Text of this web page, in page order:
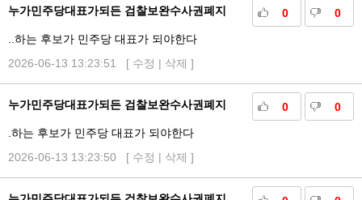
0 0
누가민주당대표가되든 검찰보완수사권폐지
..하는 후보가 민주당 대표가 되야한다
2026-06-13 13:23:51 [ 수정 | 삭제 ]
0 0
누가민주당대표가되든 검찰보완수사권폐지
.하는 후보가 민주당 대표가 되야한다
2026-06-13 13:23:50 [ 수정 | 삭제 ]